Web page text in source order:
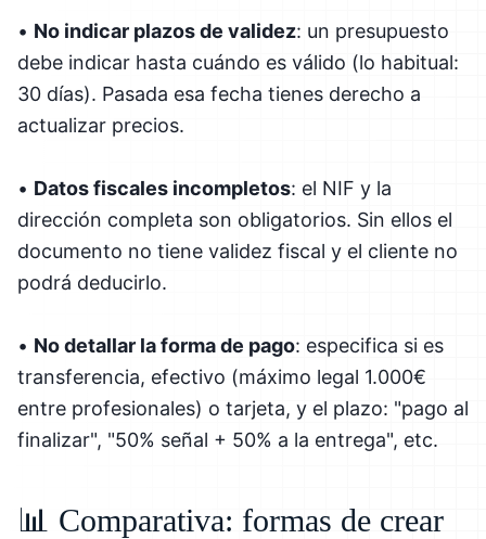
• No indicar plazos de validez: un presupuesto
debe indicar hasta cuándo es válido (lo habitual:
30 días). Pasada esa fecha tienes derecho a
actualizar precios.
• Datos fiscales incompletos: el NIF y la
dirección completa son obligatorios. Sin ellos el
documento no tiene validez fiscal y el cliente no
podrá deducirlo.
• No detallar la forma de pago: especifica si es
transferencia, efectivo (máximo legal 1.000€
entre profesionales) o tarjeta, y el plazo: "pago al
finalizar", "50% señal + 50% a la entrega", etc.
📊 Comparativa: formas de crear